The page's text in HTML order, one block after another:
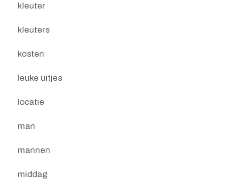
kleuter
kleuters
kosten
leuke uitjes
locatie
man
mannen
middag